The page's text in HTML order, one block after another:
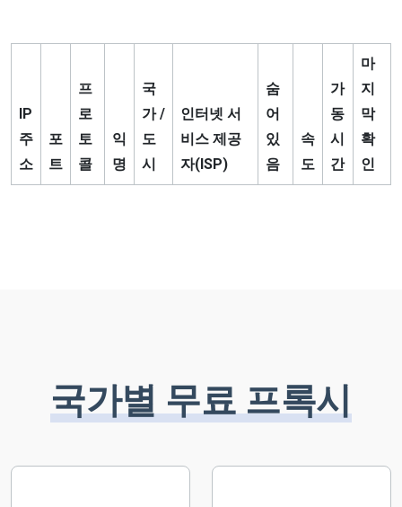
IP
주
소
포
트
프
로
토
콜
익
명
국
가 /
도
시
인터넷 서
비스 제공
자(ISP)
숨
어
있
음
속
도
가
동
시
간
마
지
막
확
인
국가별 무료 프록시